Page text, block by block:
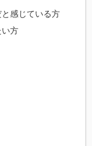
感じている方
い方